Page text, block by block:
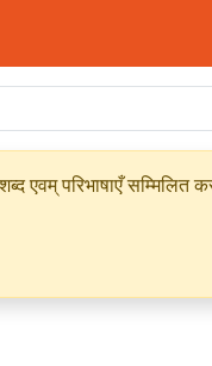
परिभाषाएँ सम्मिलित